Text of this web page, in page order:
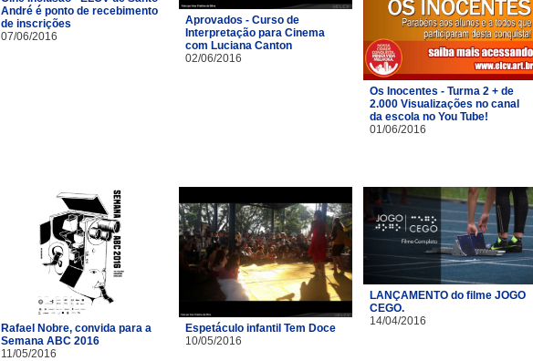
André é ponto de recebimento
de inscrições
07/06/2016
Aprovados - Curso de
Interpretação para Cinema
com Luciana Canton
02/06/2016
Os Inocentes - Turma 2 + de
2.000 Visualizações no canal
da escola no You Tube!
01/06/2016
Rafael Nobre, convida para a
Semana ABC 2016
11/05/2016
Espetáculo infantil Tem Doce
10/05/2016
LANÇAMENTO do filme JOGO
CEGO.
14/04/2016